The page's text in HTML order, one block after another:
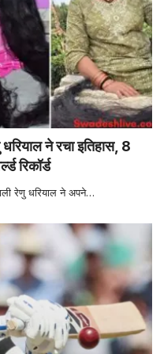
ने रचा इतिहास, 8
रिकॉर्ड
रेणु धरियाल ने अपने…